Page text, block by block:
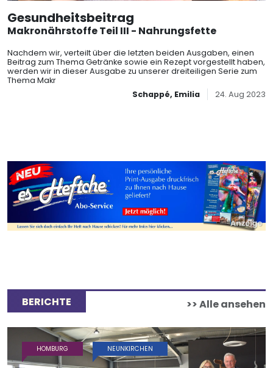
Gesundheitsbeitrag
Makronährstoffe Teil III - Nahrungsfette
Nachdem wir, verteilt über die letzten beiden Ausgaben, einen
Beitrag zum Thema Getränke sowie ein Rezept vorgestellt haben,
werden wir in dieser Ausgabe zu unserer dreiteiligen Serie zum
Thema Makr
Schappé, Emilia
24. Aug 2023
BERICHTE >> Alle ansehen
HOMBURG NEUNKIRCHEN